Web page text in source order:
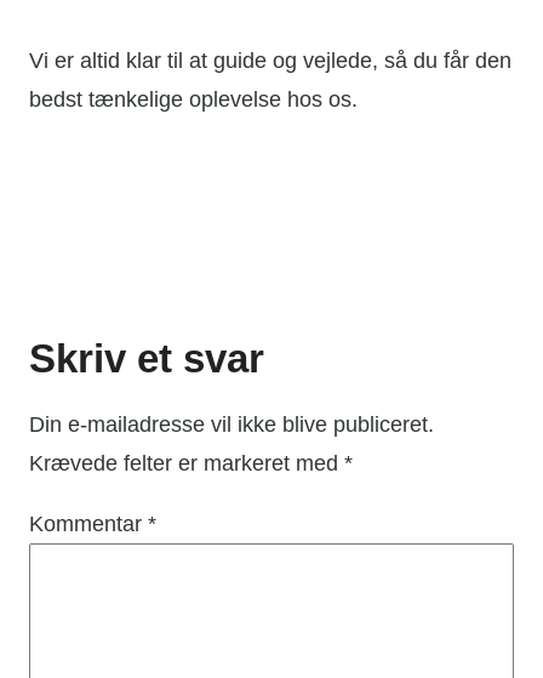
Vi er altid klar til at guide og vejlede, så du får den
bedst tænkelige oplevelse hos os.
Skriv et svar
Din e-mailadresse vil ikke blive publiceret.
Krævede felter er markeret med *
Kommentar *